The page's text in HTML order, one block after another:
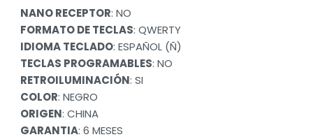
NANO RECEPTOR: NO
FORMATO DE TECLAS: QWERTY
IDIOMA TECLADO: ESPAÑOL (Ñ)
TECLAS PROGRAMABLES: NO
RETROILUMINACIÓN: SI
COLOR: NEGRO
ORIGEN: CHINA
GARANTIA: 6 MESES